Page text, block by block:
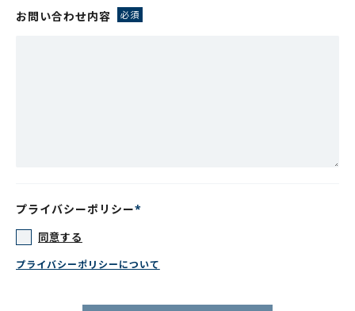
お問い合わせ内容
プライバシーポリシー
同意する
プライバシーポリシーについて